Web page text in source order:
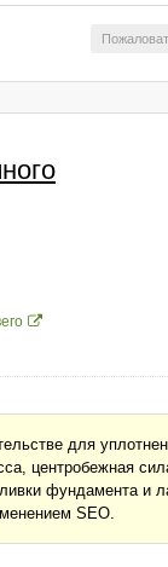
для
центробежная
фундамента и
SEO.